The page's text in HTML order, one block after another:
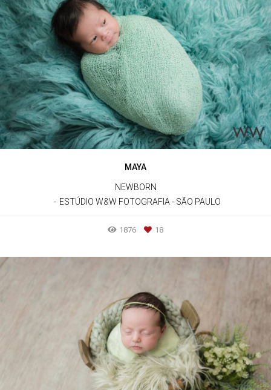
MAYA
NEWBORN
ESTÚDIO W&W FOTOGRAFIA - SÃO PAULO
1876 18